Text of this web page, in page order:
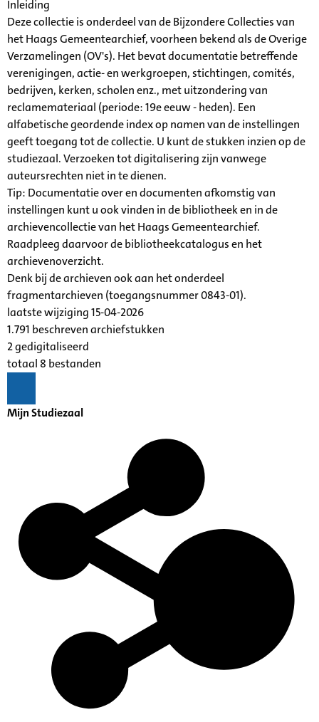
Inleiding
Deze collectie is onderdeel van de Bijzondere Collecties van
het Haags Gemeentearchief, voorheen bekend als de Overige
Verzamelingen (OV's). Het bevat documentatie betreffende
verenigingen, actie- en werkgroepen, stichtingen, comités,
bedrijven, kerken, scholen enz., met uitzondering van
reclamemateriaal (periode: 19e eeuw - heden). Een
alfabetische geordende index op namen van de instellingen
geeft toegang tot de collectie. U kunt de stukken inzien op de
studiezaal. Verzoeken tot digitalisering zijn vanwege
auteursrechten niet in te dienen.
Tip: Documentatie over en documenten afkomstig van
instellingen kunt u ook vinden in de bibliotheek en in de
archievencollectie van het Haags Gemeentearchief.
Raadpleeg daarvoor de bibliotheekcatalogus en het
archievenoverzicht.
Denk bij de archieven ook aan het onderdeel
fragmentarchieven (toegangsnummer 0843-01).
laatste wijziging 15-04-2026
1.791 beschreven archiefstukken
2 gedigitaliseerd
totaal 8 bestanden
Mijn Studiezaal